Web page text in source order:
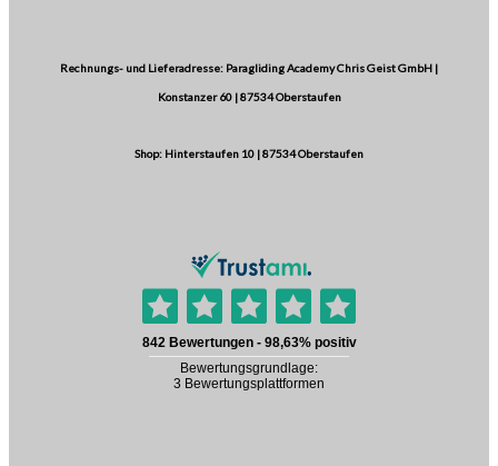
Rechnungs- und Lieferadresse: Paragliding Academy Chris Geist GmbH |
Konstanzer 60 | 87534 Oberstaufen
Shop: Hinterstaufen 10 | 87534 Oberstaufen